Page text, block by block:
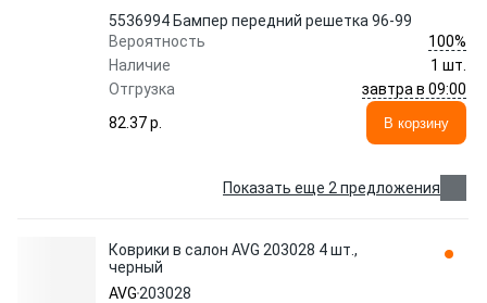
5536994 Бампер передний решетка 96-99
Вероятность
100%
Наличие
1 шт.
Отгрузка
завтра в 09:00
82.37 p.
В корзину
Показать еще 2 предложения
Коврики в салон AVG 203028 4 шт.,
черный
AVG 203028